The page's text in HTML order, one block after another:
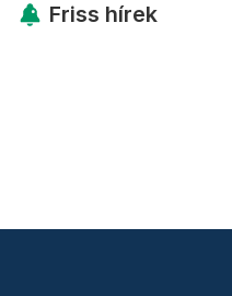
Friss hírek